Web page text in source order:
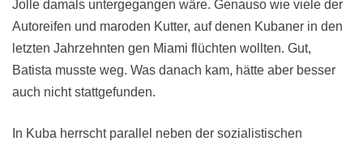
Jolle damals untergegangen wäre. Genauso wie viele der
Autoreifen und maroden Kutter, auf denen Kubaner in den
letzten Jahrzehnten gen Miami flüchten wollten. Gut,
Batista musste weg. Was danach kam, hätte aber besser
auch nicht stattgefunden.
In Kuba herrscht parallel neben der sozialistischen